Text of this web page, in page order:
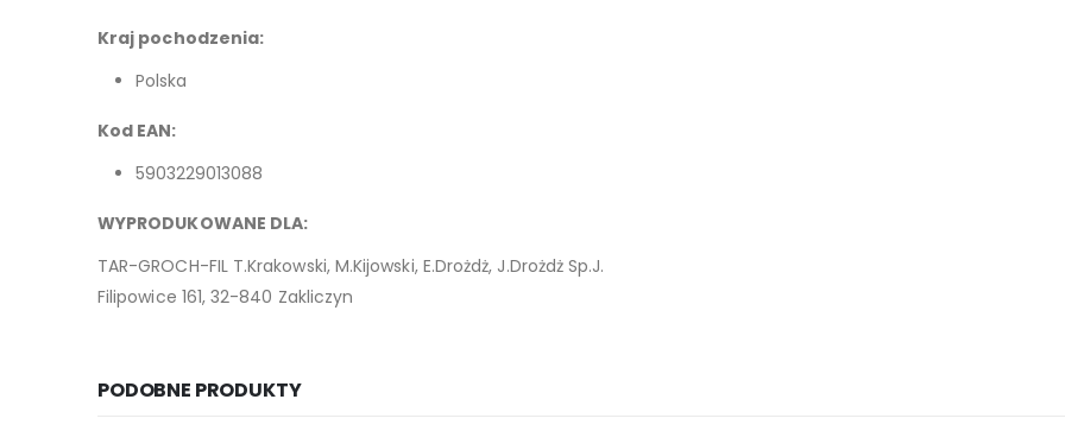
Kraj pochodzenia:
Polska
Kod EAN:
5903229013088
WYPRODUKOWANE DLA:
TAR-GROCH-FIL T.Krakowski, M.Kijowski, E.Drożdż, J.Drożdż Sp.J.
Filipowice 161, 32-840 Zakliczyn
PODOBNE PRODUKTY